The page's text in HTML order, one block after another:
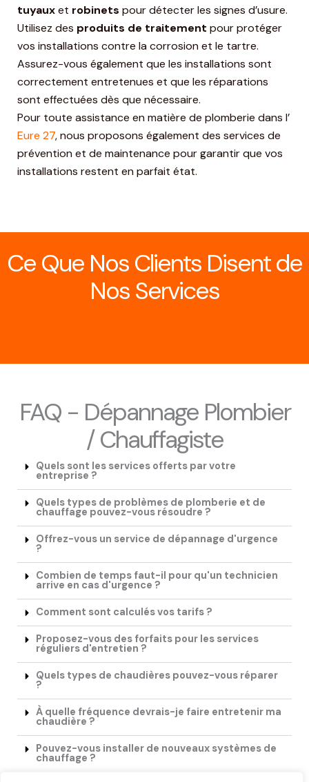
tuyauxet robinets pour détecter les signes d’usure.
Utilisez des produits de traitement pour protéger
vos installations contre la corrosion et le tartre.
Assurez-vous également que les installations sont
correctement entretenues et que les réparations
sont effectuées dès que nécessaire.
Pour toute assistance en matière de plomberie dans l’
Eure 27, nous proposons également des services de
prévention et de maintenance pour garantir que vos
installations restent en parfait état.
Ce Que Nos Clients Disent de
Nos Services
FAQ - Dépannage Plombier
/ Chauffagiste
Quels sont les services offerts par votre
entreprise ?
Quels types de problèmes de plomberie et de
chauffage pouvez-vous résoudre ?
Offrez-vous un service de dépannage d'urgence
?
Combien de temps faut-il pour qu'un technicien
arrive en cas d'urgence ?
Comment sont calculés vos tarifs ?
Proposez-vous des forfaits pour les services
réguliers d'entretien ?
Quels types de chaudières pouvez-vous réparer
?
À quelle fréquence devrais-je faire entretenir ma
chaudière ?
Pouvez-vous installer de nouveaux systèmes de
chauffage ?